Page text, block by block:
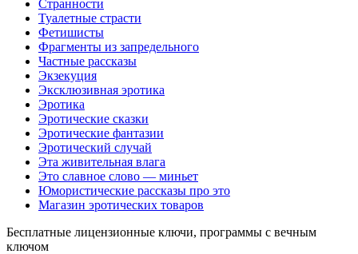
Странности
Туалетные страсти
Фетишисты
Фрагменты из запредельного
Частные рассказы
Экзекуция
Эксклюзивная эротика
Эротика
Эротические сказки
Эротические фантазии
Эротический случай
Эта живительная влага
Это славное слово — миньет
Юмористические рассказы про это
Магазин эротических товаров
Бесплатные лицензионные ключи, программы с вечным
ключом